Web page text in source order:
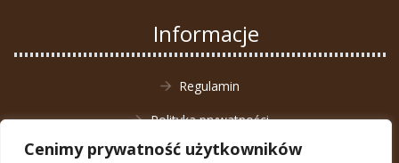
Cenimy prywatność użytkowników
Informacje
Regulamin
Polityka prywatności
Zwrot towaru